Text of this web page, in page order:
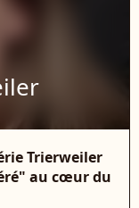
Trierweiler
au cœur du